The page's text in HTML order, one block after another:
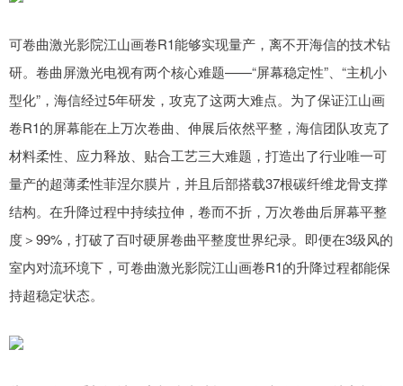
可卷曲激光影院江山画卷R1能够实现量产，离不开海信的技术钻
研。卷曲屏激光电视有两个核心难题——“屏幕稳定性”、“主机小
型化”，海信经过5年研发，攻克了这两大难点。为了保证江山画
卷R1的屏幕能在上万次卷曲、伸展后依然平整，海信团队攻克了
材料柔性、应力释放、贴合工艺三大难题，打造出了行业唯一可
量产的超薄柔性菲涅尔膜片，并且后部搭载37根碳纤维龙骨支撑
结构。在升降过程中持续拉伸，卷而不折，万次卷曲后屏幕平整
度＞99%，打破了百吋硬屏卷曲平整度世界纪录。即便在3级风的
室内对流环境下，可卷曲激光影院江山画卷R1的升降过程都能保
持超稳定状态。